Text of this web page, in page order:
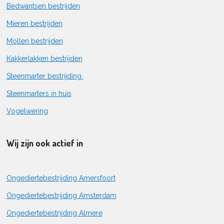
Bedwantsen bestrijden
Mieren bestrijden
Mollen bestrijden
Kakkerlakken bestrijden
Steenmarter bestrijding
Steenmarters in huis
Vogelwering
Wij zijn ook actief in
Ongediertebestrijding Amersfoort
Ongediertebestrijding Amsterdam
Ongediertebestrijding Almere